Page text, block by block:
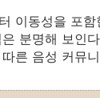
이동성을 포
분명해 보인
른 음성 커뮤